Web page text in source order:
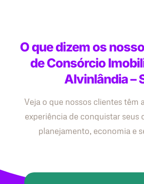
O que dizem os
de Consórcio
Alvinlândia –
Veja o que nossos clientes têm
experiência de conquistar seus
planejamento, economia e